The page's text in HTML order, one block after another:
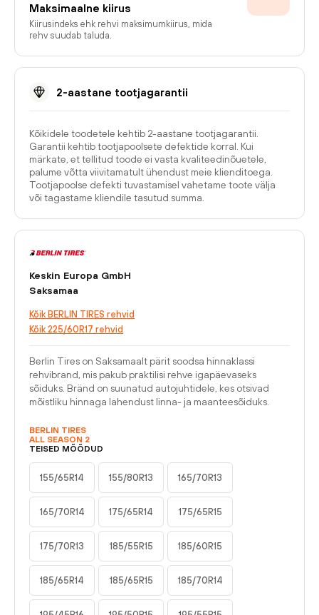
Maksimaalne kiirus
Kiirusindeks ehk rehvi maksimumkiirus, mida
rehv suudab taluda.
2-aastane tootjagarantii
Kõikidele toodetele kehtib 2-aastane tootjagarantii.
Garantii kehtib tootjapoolsete defektide korral. Kui
märkate, et tellitud toode ei vasta kvaliteedinõuetele,
palume võtta viivitamatult ühendust meie klienditoega.
Tootjapoolse defekti tuvastamisel vahetame toote välja
või tagastame kliendile tasutud summa.
Keskin Europa GmbH
Saksamaa
Kõik BERLIN TIRES rehvid
Kõik 225/60R17 rehvid
Berlin Tires on Saksamaalt pärit soodsa hinnaklassi
rehvibrand, mis pakub praktilisi rehve igapäevaseks
sõiduks. Bränd on suunatud autojuhtidele, kes otsivad
mõistliku hinnaga lahendust linna- ja maanteesõiduks.
BERLIN TIRES
ALL SEASON 2
TEISED MÕÕDUD
155/65R14 155/80R13 165/70R13
165/70R14 175/65R14 175/65R15
175/70R13 185/55R15 185/60R15
185/65R14 185/65R15 185/70R14